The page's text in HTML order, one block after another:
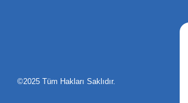
©2025 Tüm Hakları Saklıdır.